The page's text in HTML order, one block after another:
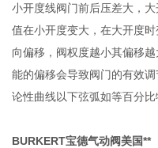
小开度线阀门前后压差大，
值在小开度变大，在大开度
向偏移，阀权度越小其偏移
能的偏移会导致阀门的有效
论性曲线以下弦弧如等百分比
BURKERT宝德气动阀美国**